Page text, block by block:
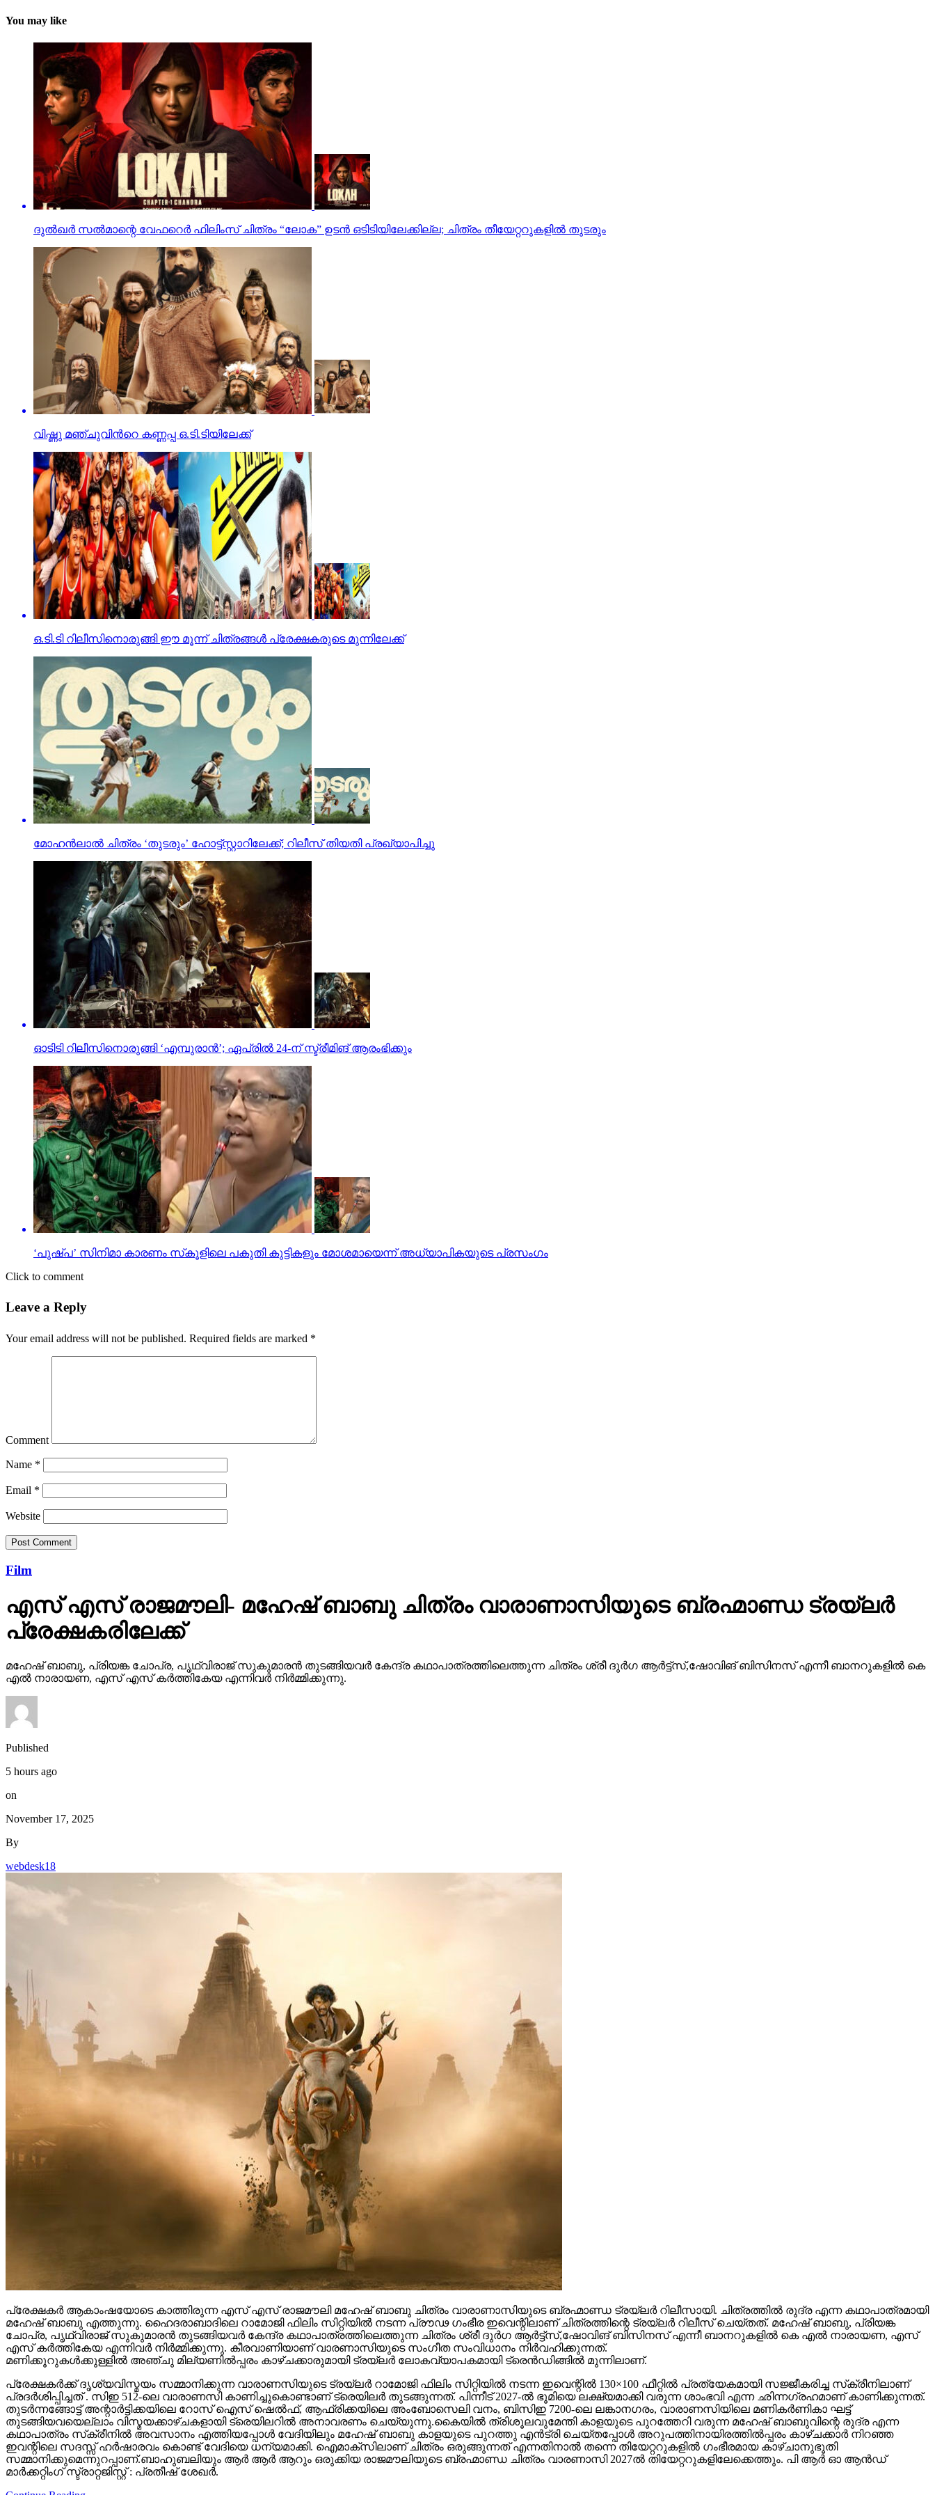
You may like
ദുൽഖർ സൽമാന്റെ വേഫറെർ ഫിലിംസ് ചിത്രം “ലോക” ഉടൻ ഒടിടിയിലേക്കില്ല; ചിത്രം തീയേറ്ററുകളിൽ തുടരും
വിഷ്ണു മഞ്ചുവിന്‍റെ കണ്ണപ്പ ഒ.ടി.ടിയിലേക്ക്
ഒ.ടി.ടി റിലീസിനൊരുങ്ങി ഈ മൂന്ന് ചിത്രങ്ങള്‍ പ്രേക്ഷകരുടെ മുന്നിലേക്ക്
മോഹൻലാൽ ചിത്രം ‘തുടരും’ ഹോട്ട്സ്റ്റാറിലേക്ക്; റിലീസ് തിയതി പ്രഖ്യാപിച്ചു
ഓടിടി റിലീസിനൊരുങ്ങി ‘എമ്പുരാന്‍’; ഏപ്രില്‍ 24-ന് സ്ട്രീമിങ് ആരംഭിക്കും
‘പുഷ്പ’ സിനിമാ കാരണം സ്‌കൂളിലെ പകുതി കുട്ടികളും മോശമായെന്ന് അധ്യാപികയുടെ പ്രസംഗം
Click to comment
Leave a Reply
Your email address will not be published. Required fields are marked *
Comment
Name *
Email *
Website
Film
എസ് എസ് രാജമൗലി- മഹേഷ് ബാബു ചിത്രം വാരാണാസിയുടെ ബ്രഹ്മാണ്ഡ ട്രയ്ലർ
പ്രേക്ഷകരിലേക്ക്
മഹേഷ് ബാബു, പ്രിയങ്ക ചോപ്ര, പൃഥ്വിരാജ് സുകുമാരൻ തുടങ്ങിയവർ കേന്ദ്ര കഥാപാത്രത്തിലെത്തുന്ന ചിത്രം ശ്രീ ദുർഗ ആർട്ട്സ്,ഷോവിങ് ബിസിനസ് എന്നീ ബാനറുകളിൽ കെ
എൽ നാരായണ, എസ് എസ് കർത്തികേയ എന്നിവർ നിർമ്മിക്കുന്നു.
Published
5 hours ago
on
November 17, 2025
By
webdesk18
പ്രേക്ഷകർ ആകാംഷയോടെ കാത്തിരുന്ന എസ് എസ് രാജമൗലി മഹേഷ് ബാബു ചിത്രം വാരാണാസിയുടെ ബ്രഹ്മാണ്ഡ ട്രയ്ലർ റിലീസായി. ചിത്രത്തിൽ രുദ്ര എന്ന കഥാപാത്രമായി
മഹേഷ് ബാബു എത്തുന്നു. ഹൈദരാബാദിലെ റാമോജി ഫിലിം സിറ്റിയിൽ നടന്ന പ്രൗഢ ഗംഭീര ഇവെന്റിലാണ് ചിത്രത്തിന്റെ ട്രയ്ലർ റിലീസ് ചെയ്തത്. മഹേഷ് ബാബു, പ്രിയങ്ക
ചോപ്ര, പൃഥ്വിരാജ് സുകുമാരൻ തുടങ്ങിയവർ കേന്ദ്ര കഥാപാത്രത്തിലെത്തുന്ന ചിത്രം ശ്രീ ദുർഗ ആർട്ട്സ്,ഷോവിങ് ബിസിനസ് എന്നീ ബാനറുകളിൽ കെ എൽ നാരായണ, എസ്
എസ് കർത്തികേയ എന്നിവർ നിർമ്മിക്കുന്നു. കീരവാണിയാണ് വാരണാസിയുടെ സംഗീത സംവിധാനം നിർവഹിക്കുന്നത്.
മണിക്കൂറുകൾക്കുള്ളിൽ അഞ്ചു മില്യണിൽപ്പരം കാഴ്ചക്കാരുമായി ട്രയ്ലർ ലോകവ്യാപകമായി ട്രെൻഡിങ്ങിൽ മുന്നിലാണ്.
പ്രേക്ഷകർക്ക് ദൃശ്യവിസ്മയം സമ്മാനിക്കുന്ന വാരാണസിയുടെ ട്രയ്ലർ റാമോജി ഫിലിം സിറ്റിയിൽ നടന്ന ഇവെന്റിൽ 130×100 ഫീറ്റിൽ പ്രത്യേകമായി സജ്ജീകരിച്ച സ്‌ക്രീനിലാണ്
പ്രദർശിപ്പിച്ചത് . സിഇ 512-ലെ വാരാണസി കാണിച്ചുകൊണ്ടാണ് ട്രെയിലര്‍ തുടങ്ങുന്നത്. പിന്നീട് 2027-ല്‍ ഭൂമിയെ ലക്ഷ്യമാക്കി വരുന്ന ശാംഭവി എന്ന ഛിന്നഗ്രഹമാണ് കാണിക്കുന്നത്.
തുടര്‍ന്നങ്ങോട്ട് അന്റാര്‍ട്ടിക്കയിലെ റോസ് ഐസ് ഷെല്‍ഫ്, ആഫ്രിക്കയിലെ അംബോസെലി വനം, ബിസിഇ 7200-ലെ ലങ്കാനഗരം, വാരാണസിയിലെ മണികര്‍ണികാ ഘട്ട്
തുടങ്ങിയവയെല്ലാം വിസ്മയക്കാഴ്ചകളായി ട്രെയിലറില്‍ അനാവരണം ചെയ്യുന്നു.കൈയില്‍ ത്രിശൂലവുമേന്തി കാളയുടെ പുറത്തേറി വരുന്ന മഹേഷ് ബാബുവിന്റെ രുദ്ര എന്ന
കഥാപാത്രം സ്‌ക്രീനിൽ അവസാനം എത്തിയപ്പോൾ വേദിയിലും മഹേഷ് ബാബു കാളയുടെ പുറത്തു എൻട്രി ചെയ്തപ്പോൾ അറുപത്തിനായിരത്തിൽപ്പരം കാഴ്ചക്കാർ നിറഞ്ഞ
ഇവന്റിലെ സദസ്സ് ഹർഷാരവം കൊണ്ട് വേദിയെ ധന്യമാക്കി. ഐമാക്‌സിലാണ് ചിത്രം ഒരുങ്ങുന്നത് എന്നതിനാല്‍ തന്നെ തിയേറ്ററുകളില്‍ ഗംഭീരമായ കാഴ്ചാനുഭൂതി
സമ്മാനിക്കുമെന്നുറപ്പാണ്.ബാഹുബലിയും ആർ ആർ ആറും ഒരുക്കിയ രാജമൗലിയുടെ ബ്രഹ്മാണ്ഡ ചിത്രം വാരണാസി 2027ൽ തിയേറ്ററുകളിലേക്കെത്തും. പി ആർ ഓ ആൻഡ്
മാർക്കറ്റിംഗ് സ്ട്രാറ്റജിസ്റ്റ് : പ്രതീഷ് ശേഖർ.